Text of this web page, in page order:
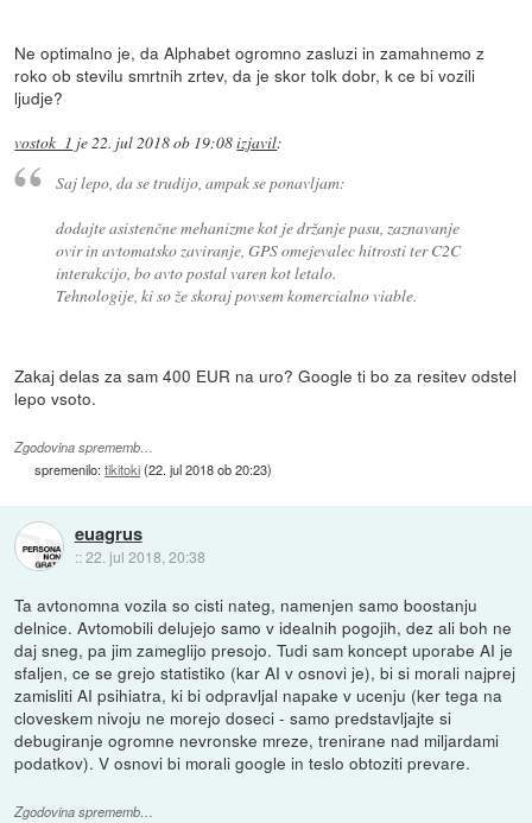
Ne optimalno je, da Alphabet ogromno zasluzi in zamahnemo z
roko ob stevilu smrtnih zrtev, da je skor tolk dobr, k ce bi vozili
ljudje?
vostok_1 je22. jul 2018 ob 19:08izjavil:
Saj lepo, da se trudijo, ampak se ponavljam:
dodajte asistenčne mehanizme kot je držanje pasu, zaznavanje
ovir in avtomatsko zaviranje, GPS omejevalec hitrosti ter C2C
interakcijo, bo avto postal varen kot letalo.
Tehnologije, ki so že skoraj povsem komercialno viable.
Zakaj delas za sam 400 EUR na uro? Google ti bo za resitev odstel
lepo vsoto.
Zgodovina sprememb…
spremenilo:tikitoki(22. jul 2018 ob 20:23)
euagrus
::22. jul 2018, 20:38
Ta avtonomna vozila so cisti nateg, namenjen samo boostanju
delnice. Avtomobili delujejo samo v idealnih pogojih, dez ali boh ne
daj sneg, pa jim zameglijo presojo. Tudi sam koncept uporabe AI je
sfaljen, ce se grejo statistiko (kar AI v osnovi je), bi si morali najprej
zamisliti AI psihiatra, ki bi odpravljal napake v ucenju (ker tega na
cloveskem nivoju ne morejo doseci - samo predstavljajte si
debugiranje ogromne nevronske mreze, trenirane nad miljardami
podatkov). V osnovi bi morali google in teslo obtoziti prevare.
Zgodovina sprememb…